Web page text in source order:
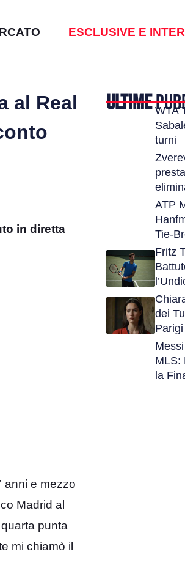
ESCLUSIVE E
al Real
in diretta
anni e mezzo
Madrid al
punta
mi chiamò il
ULTIMEWTA
turni
ATP
Tie-
Fritz
dei
Parigi
MLS:
la